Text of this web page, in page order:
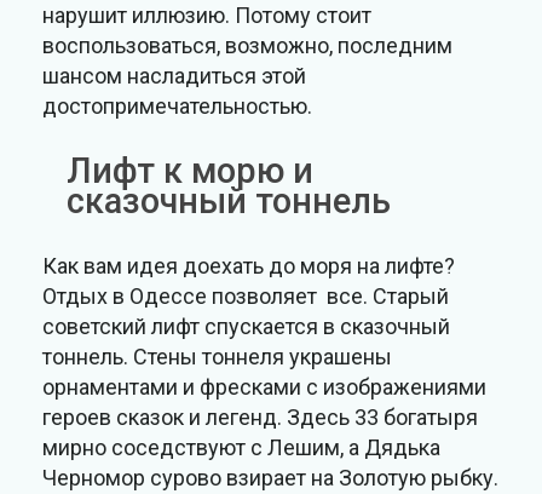
нарушит иллюзию. Потому стоит
воспользоваться, возможно, последним
шансом насладиться этой
достопримечательностью.
Лифт к морю и
сказочный тоннель
Как вам идея доехать до моря на лифте?
Отдых в Одессе позволяет все. Старый
советский лифт спускается в сказочный
тоннель. Стены тоннеля украшены
орнаментами и фресками с изображениями
героев сказок и легенд. Здесь 33 богатыря
мирно соседствуют с Лешим, а Дядька
Черномор сурово взирает на Золотую рыбку.